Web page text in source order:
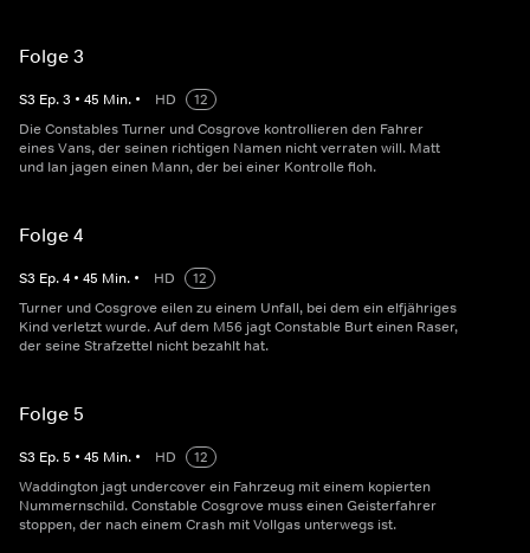
Folge 3
S3 Ep.3 • 45 Min. • HD
12
Die Constables Turner und Cosgrove kontrollieren den Fahrer
eines Vans, der seinen richtigen Namen nicht verraten will. Matt
und Ian jagen einen Mann, der bei einer Kontrolle floh.
Folge 4
S3 Ep.4 • 45 Min. • HD
12
Turner und Cosgrove eilen zu einem Unfall, bei dem ein elfjähriges
Kind verletzt wurde. Auf dem M56 jagt Constable Burt einen Raser,
der seine Strafzettel nicht bezahlt hat.
Folge 5
S3 Ep.5 • 45 Min. • HD
12
Waddington jagt undercover ein Fahrzeug mit einem kopierten
Nummernschild. Constable Cosgrove muss einen Geisterfahrer
stoppen, der nach einem Crash mit Vollgas unterwegs ist.